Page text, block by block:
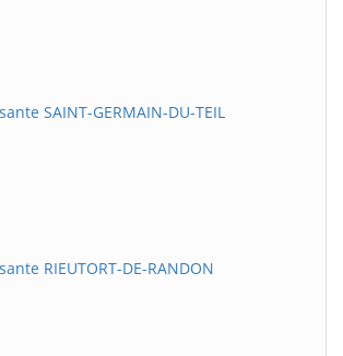
SAINT-GERMAIN-DU-TEIL
RIEUTORT-DE-RANDON